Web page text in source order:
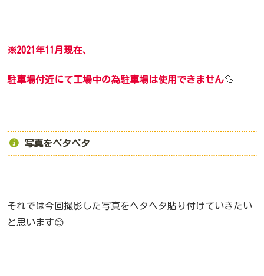
※2021年11月現在、
駐車場付近にて工場中の為駐車場は使用できません💦
写真をペタペタ
それでは今回撮影した写真をペタペタ貼り付けていきたい
と思います😊